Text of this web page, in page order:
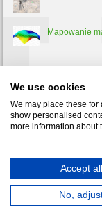
Mapowanie
Pirometr - co to
Test-Therm
126321301,
Copyright © 2022
We use cookies
We may place these
show personalised
more information about
Accept all
No,